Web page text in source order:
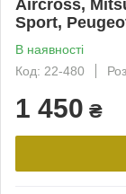
Aircross,
Sport,
В наявності
Код: 22-480
1 450 ₴